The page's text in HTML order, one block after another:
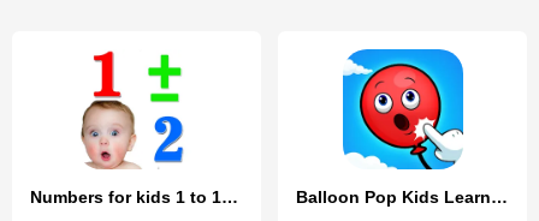
Numbers for kids 1 to 10 Math Balloon Pop Kids Learning Game